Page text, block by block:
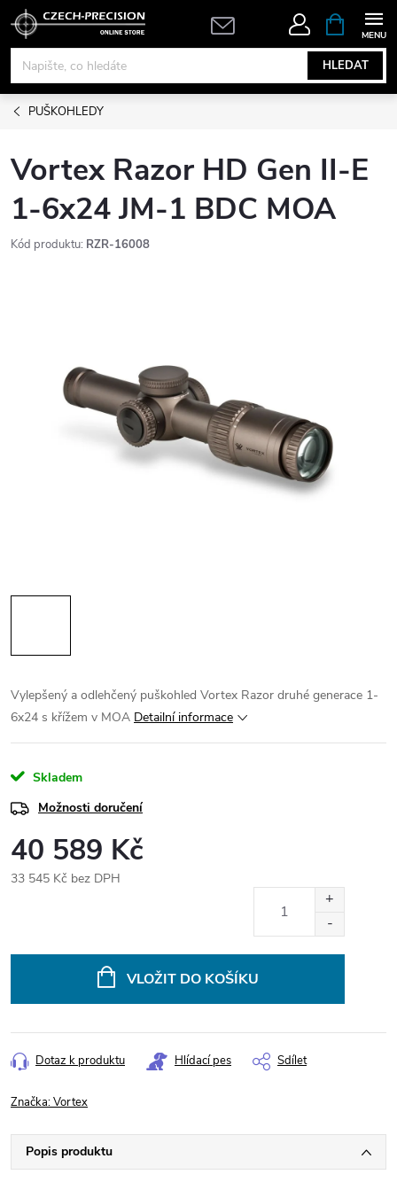
Přejít
obsah
HLEDAT
NÁKUPNÍ
KOŠÍK
PUŠKOHLEDY
Vortex Razor HD Gen II-E
1-6x24 JM-1 BDC MOA
Kód produktu: RZR-16008
Vylepšený a odlehčený puškohled Vortex Razor druhé generace 1-
6x24 s křížem v MOA Detailní informace
Skladem
Možnosti doručení
40 589 Kč
33 545 Kč bez DPH
VLOŽIT DO KOŠÍKU
Dotaz k produktu Hlídací pes Sdílet
Značka:Vortex
Popis produktu